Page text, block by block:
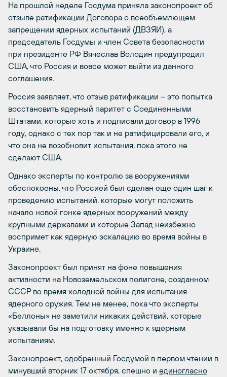
На прошлой неделе Госдума приняла законопроект об
отзыве ратификации Договора о всеобъемлющем
запрещении ядерных испытаний (ДВЗЯИ), а
председатель Госдумы и член Совета безопасности
при президенте РФ Вячеслав Володин предупредил
США, что Россия и вовсе может выйти из данного
соглашения.
Россия заявляет, что отзыв ратификации – это попытка
восстановить ядерный паритет с Соединенными
Штатами, которые хоть и подписали договор в 1996
году, однако с тех пор так и не ратифицировали его, и
что она не возобновит испытания, пока этого не
сделают США.
Однако эксперты по контролю за вооружениями
обеспокоены, что Россией был сделан еще один шаг к
проведению испытаний, которые могут положить
начало новой гонке ядерных вооружений между
крупными державами и которые Запад неизбежно
воспримет как ядерную эскалацию во время войны в
Украине.
Законопроект был принят на фоне повышения
активности на Новоземельском полигоне, созданном
СССР во время холодной войны для испытания
ядерного оружия. Тем не менее, пока что эксперты
«Беллоны» не заметили никаких действий, которые
указывали бы на подготовку именно к ядерным
испытаниям.
Законопроект, одобренный Госдумой в первом чтении в
минувший вторник 17 октября, спешно и единогласно